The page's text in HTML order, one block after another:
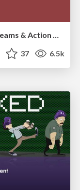
37 6.5k